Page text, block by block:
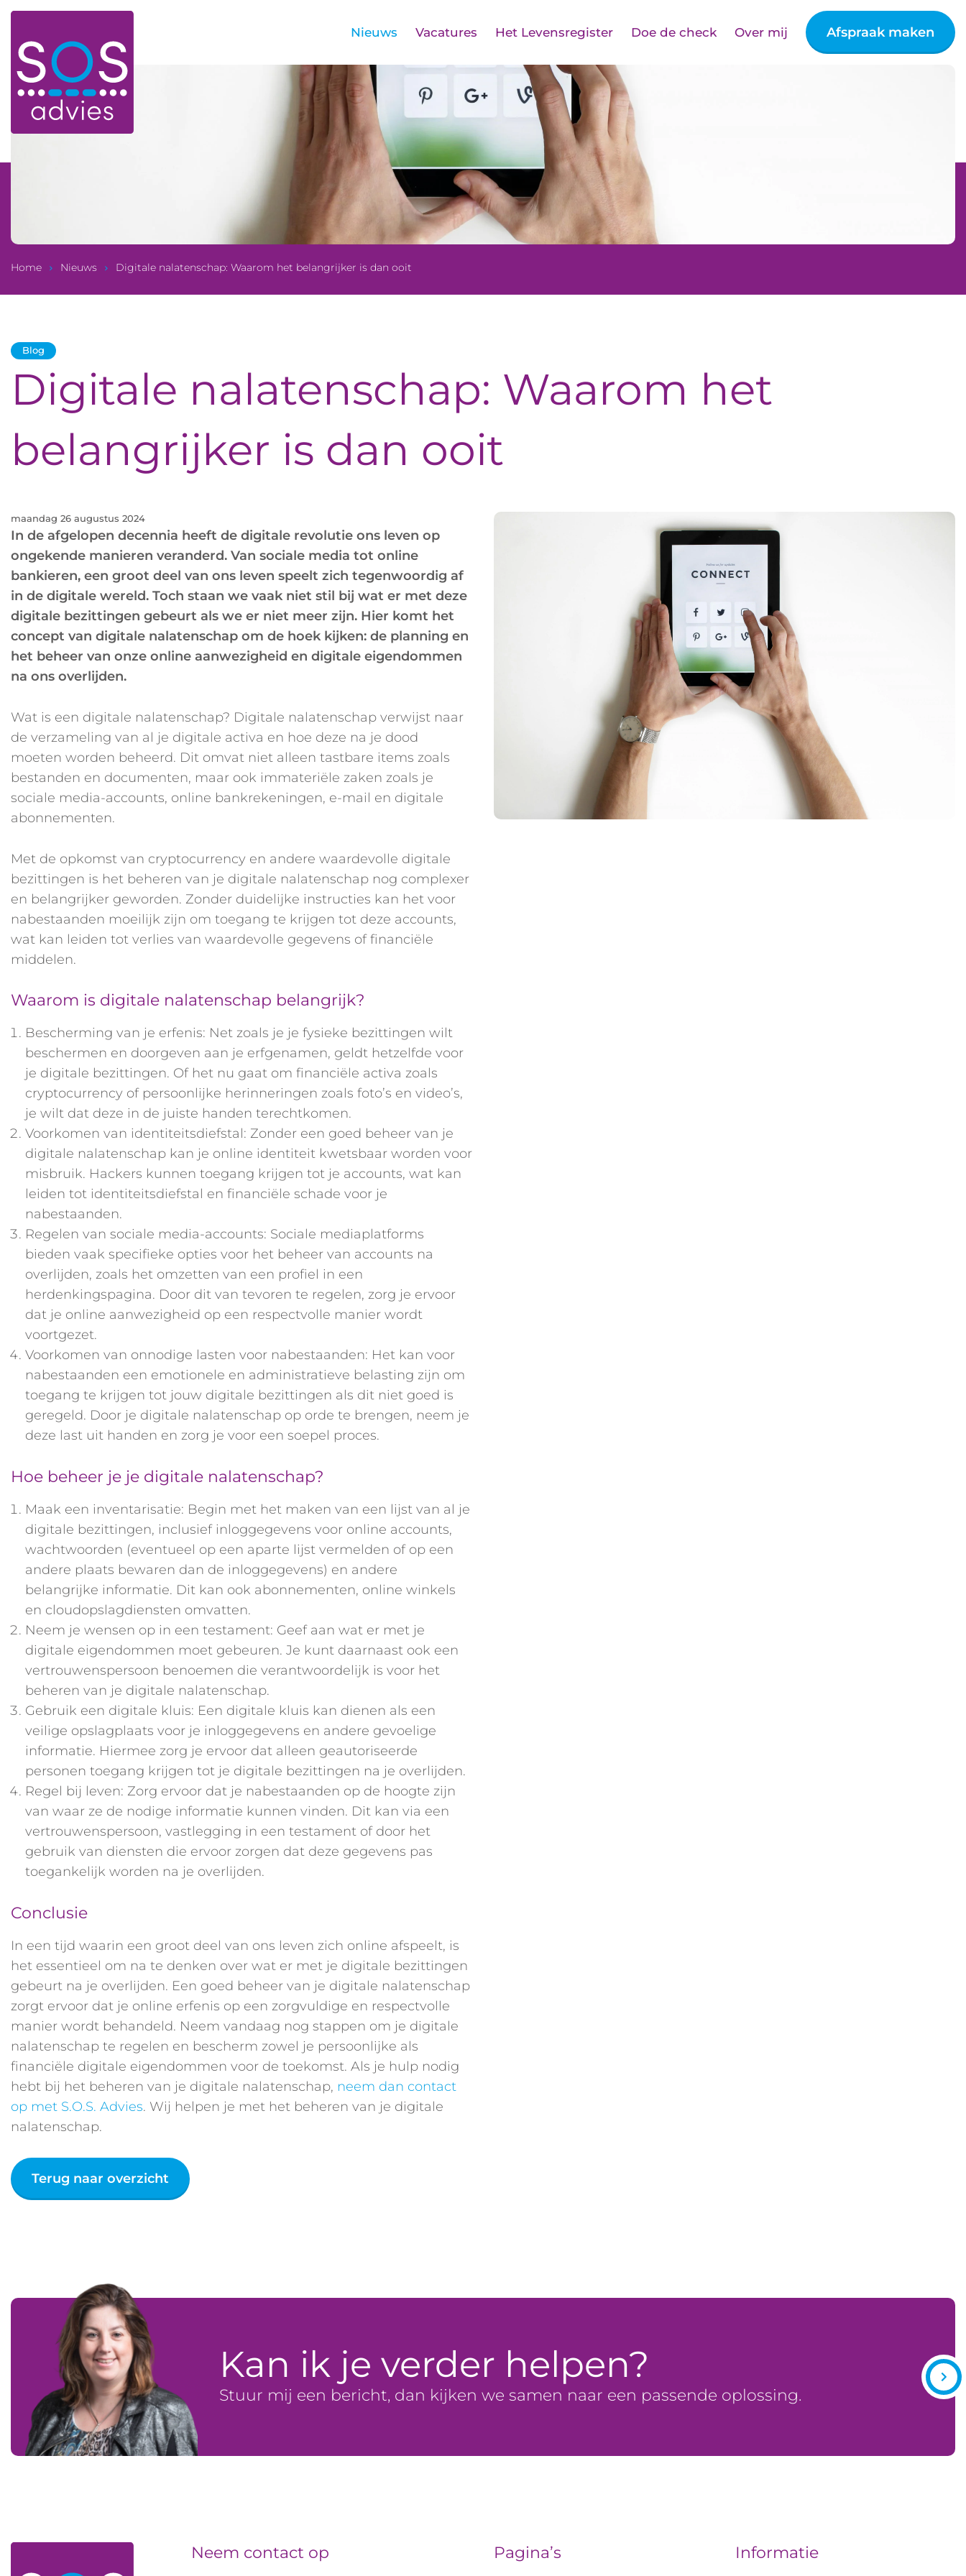
Nieuws Vacatures Het Levensregister Doe de check Over mij Afspraak maken
Home Nieuws Digitale nalatenschap: Waarom het belangrijker is dan ooit
Blog
Digitale nalatenschap: Waarom het
belangrijker is dan ooit
maandag 26 augustus 2024
In de afgelopen decennia heeft de digitale revolutie ons leven op
ongekende manieren veranderd. Van sociale media tot online
bankieren, een groot deel van ons leven speelt zich tegenwoordig af
in de digitale wereld. Toch staan we vaak niet stil bij wat er met deze
digitale bezittingen gebeurt als we er niet meer zijn. Hier komt het
concept van digitale nalatenschap om de hoek kijken: de planning en
het beheer van onze online aanwezigheid en digitale eigendommen
na ons overlijden.
Wat is een digitale nalatenschap? Digitale nalatenschap verwijst naar
de verzameling van al je digitale activa en hoe deze na je dood
moeten worden beheerd. Dit omvat niet alleen tastbare items zoals
bestanden en documenten, maar ook immateriële zaken zoals je
sociale media-accounts, online bankrekeningen, e-mail en digitale
abonnementen.
Met de opkomst van cryptocurrency en andere waardevolle digitale
bezittingen is het beheren van je digitale nalatenschap nog complexer
en belangrijker geworden. Zonder duidelijke instructies kan het voor
nabestaanden moeilijk zijn om toegang te krijgen tot deze accounts,
wat kan leiden tot verlies van waardevolle gegevens of financiële
middelen.
Waarom is digitale nalatenschap belangrijk?
Bescherming van je erfenis: Net zoals je je fysieke bezittingen wilt
beschermen en doorgeven aan je erfgenamen, geldt hetzelfde voor
je digitale bezittingen. Of het nu gaat om financiële activa zoals
cryptocurrency of persoonlijke herinneringen zoals foto’s en video’s,
je wilt dat deze in de juiste handen terechtkomen.
Voorkomen van identiteitsdiefstal: Zonder een goed beheer van je
digitale nalatenschap kan je online identiteit kwetsbaar worden voor
misbruik. Hackers kunnen toegang krijgen tot je accounts, wat kan
leiden tot identiteitsdiefstal en financiële schade voor je
nabestaanden.
Regelen van sociale media-accounts: Sociale mediaplatforms
bieden vaak specifieke opties voor het beheer van accounts na
overlijden, zoals het omzetten van een profiel in een
herdenkingspagina. Door dit van tevoren te regelen, zorg je ervoor
dat je online aanwezigheid op een respectvolle manier wordt
voortgezet.
Voorkomen van onnodige lasten voor nabestaanden: Het kan voor
nabestaanden een emotionele en administratieve belasting zijn om
toegang te krijgen tot jouw digitale bezittingen als dit niet goed is
geregeld. Door je digitale nalatenschap op orde te brengen, neem je
deze last uit handen en zorg je voor een soepel proces.
Hoe beheer je je digitale nalatenschap?
Maak een inventarisatie: Begin met het maken van een lijst van al je
digitale bezittingen, inclusief inloggegevens voor online accounts,
wachtwoorden (eventueel op een aparte lijst vermelden of op een
andere plaats bewaren dan de inloggegevens) en andere
belangrijke informatie. Dit kan ook abonnementen, online winkels
en cloudopslagdiensten omvatten.
Neem je wensen op in een testament: Geef aan wat er met je
digitale eigendommen moet gebeuren. Je kunt daarnaast ook een
vertrouwenspersoon benoemen die verantwoordelijk is voor het
beheren van je digitale nalatenschap.
Gebruik een digitale kluis: Een digitale kluis kan dienen als een
veilige opslagplaats voor je inloggegevens en andere gevoelige
informatie. Hiermee zorg je ervoor dat alleen geautoriseerde
personen toegang krijgen tot je digitale bezittingen na je overlijden.
Regel bij leven: Zorg ervoor dat je nabestaanden op de hoogte zijn
van waar ze de nodige informatie kunnen vinden. Dit kan via een
vertrouwenspersoon, vastlegging in een testament of door het
gebruik van diensten die ervoor zorgen dat deze gegevens pas
toegankelijk worden na je overlijden.
Conclusie
In een tijd waarin een groot deel van ons leven zich online afspeelt, is
het essentieel om na te denken over wat er met je digitale bezittingen
gebeurt na je overlijden. Een goed beheer van je digitale nalatenschap
zorgt ervoor dat je online erfenis op een zorgvuldige en respectvolle
manier wordt behandeld. Neem vandaag nog stappen om je digitale
nalatenschap te regelen en bescherm zowel je persoonlijke als
financiële digitale eigendommen voor de toekomst. Als je hulp nodig
hebt bij het beheren van je digitale nalatenschap, neem dan contact
op met S.O.S. Advies. Wij helpen je met het beheren van je digitale
nalatenschap.
Terug naar overzicht
Kan ik je verder helpen?
Stuur mij een bericht, dan kijken we samen naar een passende oplossing.
Neem contact op Pagina’s Informatie